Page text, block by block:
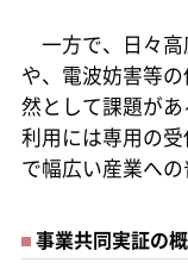
一方で、日々高
や、電波妨害等
然として課題が
利用には専用の
で幅広い産業への
事業共同実証の